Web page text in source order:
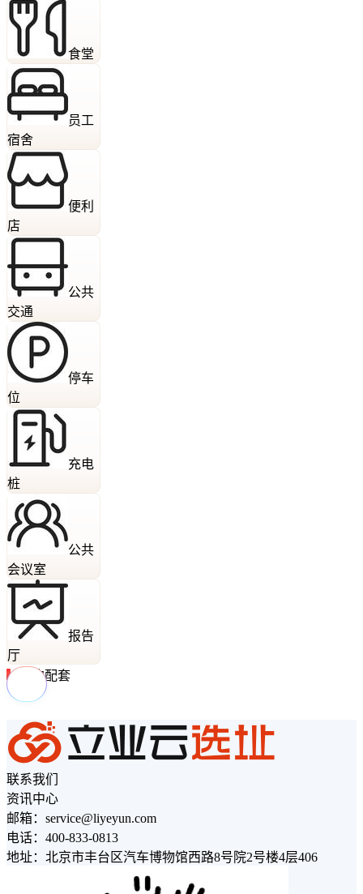
食堂
员工
宿舍
便利
店
公共
交通
停车
位
充电
桩
公共
会议室
报告
厅
周边配套
联系我们
资讯中心
邮箱：service@liyeyun.com
电话：400-833-0813
地址：北京市丰台区汽车博物馆西路8号院2号楼4层406